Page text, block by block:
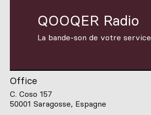
QOOQER Radio
La bande-son de votre service
Office
C. Coso 157
50001 Saragosse, Espagne